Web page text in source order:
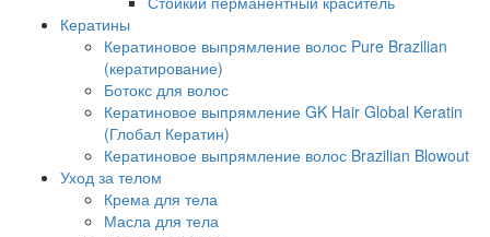
Кератины
Кератиновое выпрямление волос Pure Brazilian
(кератирование)
Ботокс для волос
Кератиновое выпрямление GK Hair Global Keratin
(Глобал Кератин)
Кератиновое выпрямление волос Brazilian Blowout
Уход за телом
Крема для тела
Масла для тела